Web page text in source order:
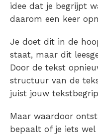
idee dat je begrijpt
daarom een keer
Je doet dit in de
staat, maar dit
Door de tekst
structuur van de
juist jouw
Maar waardoor
bepaalt of je iets